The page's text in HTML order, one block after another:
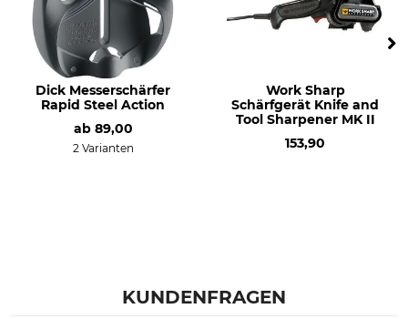
Dick Messerschärfer
Rapid Steel Action
ab 89,00
2 Varianten
Work Sharp
Schärfgerät Knife and
Tool Sharpener MK II
153,90
KUNDENFRAGEN